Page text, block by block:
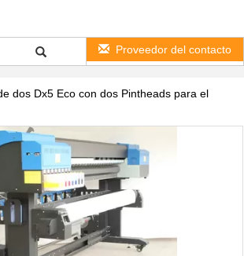
Proveedor del contacto
dos Dx5 Eco con dos Pintheads para el